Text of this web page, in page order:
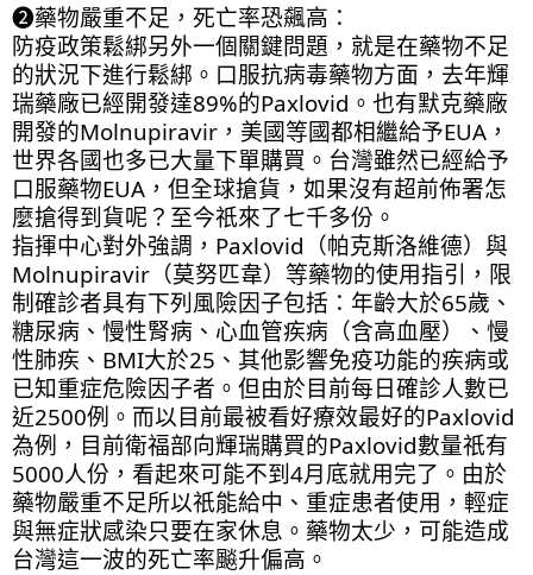
❷藥物嚴重不足，死亡率恐飆高：
防疫政策鬆綁另外一個關鍵問題，就是在藥物不足
的狀況下進行鬆綁。口服抗病毒藥物方面，去年輝
瑞藥廠已經開發達89%的Paxlovid。也有默克藥廠
開發的Molnupiravir，美國等國都相繼給予EUA，
世界各國也多已大量下單購買。台灣雖然已經給予
口服藥物EUA，但全球搶貨，如果沒有超前佈署怎
麼搶得到貨呢？至今祇來了七千多份。
指揮中心對外強調，Paxlovid（帕克斯洛維德）與
Molnupiravir（莫努匹韋）等藥物的使用指引，限
制確診者具有下列風險因子包括：年齡大於65歲、
糖尿病、慢性腎病、心血管疾病（含高血壓）、慢
性肺疾、BMI大於25、其他影響免疫功能的疾病或
已知重症危險因子者。但由於目前每日確診人數已
近2500例。而以目前最被看好療效最好的Paxlovid
為例，目前衛福部向輝瑞購買的Paxlovid數量祇有
5000人份，看起來可能不到4月底就用完了。由於
藥物嚴重不足所以祇能給中、重症患者使用，輕症
與無症狀感染只要在家休息。藥物太少，可能造成
台灣這一波的死亡率飈升偏高。